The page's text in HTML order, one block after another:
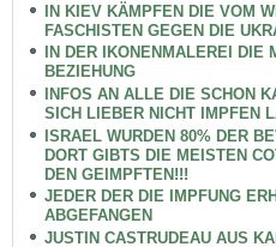
IN KIEV KÄMPFEN DIE VOM
FASCHISTEN GEGEN DIE
IN DER IKONENMALEREI DIE
BEZIEHUNG
INFOS AN ALLE DIE SCHON
SICH LIEBER NICHT IMPFEN
ISRAEL WURDEN 80% DER
DORT GIBTS DIE MEISTEN
DEN GEIMPFTEN!!!
JEDER DER DIE IMPFUNG
ABGEFANGEN
JUSTIN CASTRUDEAU AUS